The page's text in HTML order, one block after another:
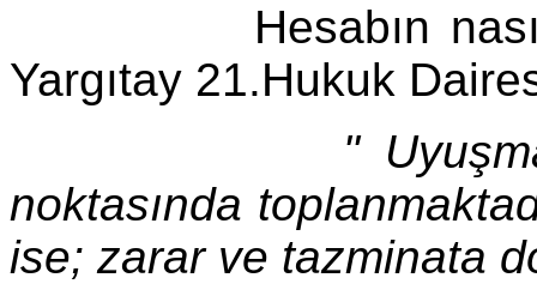
Hesabın nasıl
Yargıtay 21.Hukuk
"
noktasında
ise; zarar ve tazminata